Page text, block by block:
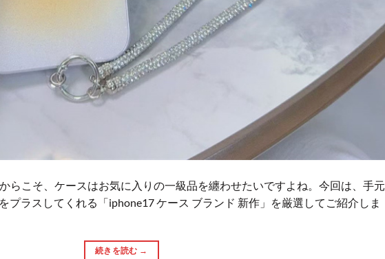
らこそ、ケースはお気に入りの一級品を纏わせたいですよね。今回は、手元
プラスしてくれる「iphone17 ケース ブランド 新作」を厳選してご紹介しま
続きを読む →